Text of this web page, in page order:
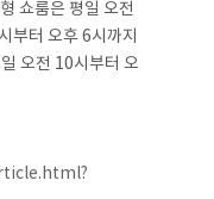
쇼룸은 평일 오전
부터 오후 6시까지
오전 10시부터 오